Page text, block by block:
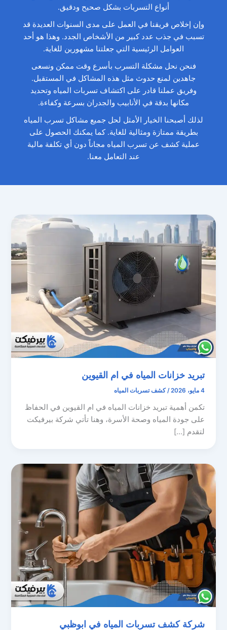
أنواع التسربات بشكل صحيح ودقيق.
وإن إخلاص فريقنا في العمل على مدى السنوات العديدة قد
تسبب في جذب عدد كبير من الأشخاص الجدد. وهذا هو أحد
العوامل الرئيسية التي جعلتنا مشهورين للغاية.
فنحن نحل مشكلة التسرب بأسرع وقت ممكن ونسعى
جاهدين لمنع حدوث مثل هذه المشاكل في المستقبل.
وفريق عملنا قادر على اكتشاف تسربات المياه وتحديد
مكانها بدقة في الأنابيب والجدران بسرعة وكفاءة.
لذلك أصبحنا الخيار الأمثل لحل جميع مشاكل تسرب المياه
بطريقة ممتازة ومثالية للغاية. كما يمكنك الحصول على
عملية كشف عن تسرب المياه مجاناً دون أي تكلفة مالية
عند التعامل معنا.
تبريد خزانات المياه في ام القيوين
4 مايو، 2026 /كشف تسربات المياه
تكمن أهمية تبريد خزانات المياه في ام القيوين في الحفاظ
على جودة المياه وصحة الأسرة، وهنا تأتي شركة بيرفيكت
لتقدم […]
شركة كشف تسربات المياه في ابوظبي